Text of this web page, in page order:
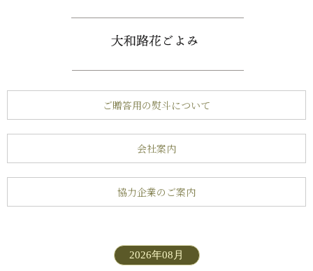
ご贈答用の熨斗について
会社案内
協力企業のご案内
2026年08月